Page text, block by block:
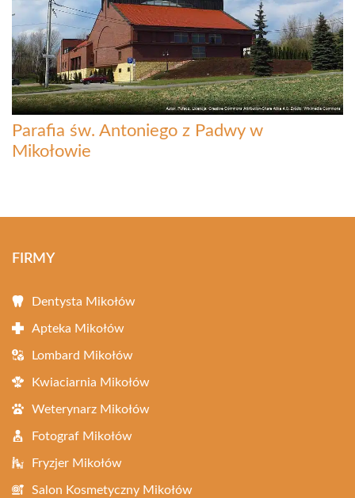
Parafia św. Antoniego z Padwy w
Mikołowie
FIRMY
Dentysta Mikołów
Apteka Mikołów
Lombard Mikołów
Kwiaciarnia Mikołów
Weterynarz Mikołów
Fotograf Mikołów
Fryzjer Mikołów
Salon Kosmetyczny Mikołów